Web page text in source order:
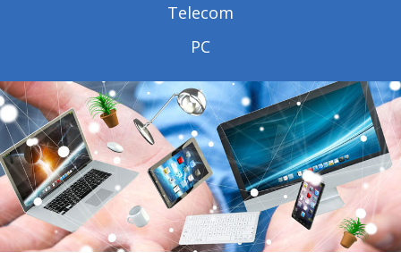
Telecom
PC